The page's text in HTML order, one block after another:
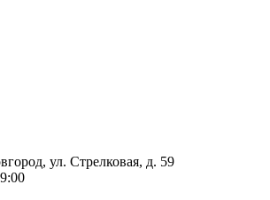
ул. Стрелковая, д. 59